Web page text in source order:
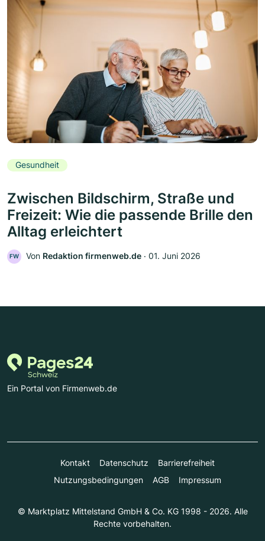
Gesundheit
Zwischen Bildschirm, Straße und
Freizeit: Wie die passende Brille den
Alltag erleichtert
FW Von Redaktion firmenweb.de ‧ 01. Juni 2026
Ein Portal von Firmenweb.de
Kontakt Datenschutz
Barrierefreiheit
Nutzungsbedingungen
AGB Impressum
© Marktplatz Mittelstand GmbH & Co. KG 1998 - 2026. Alle
Rechte vorbehalten.